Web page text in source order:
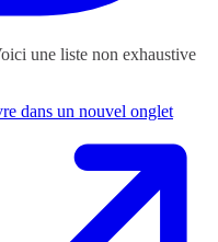
une liste non exhaustive
dans un nouvel onglet